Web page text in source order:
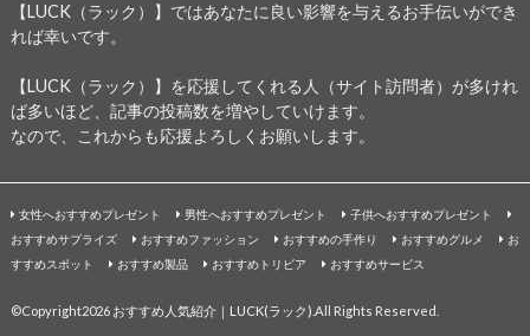
【LUCK（ラック）】ではあなたに良い影響を与えるお手伝いができ
れば幸いです。
【LUCK（ラック）】を応援してくれる人（サイト訪問者）が多けれ
ば多いほど、記事の投稿数を増やしていけます。
なので、これからも応援よろしくお願いします。
女性へおすすめプレゼント 男性へおすすめプレゼント
子供へおすすめプレゼント
おすすめサプライズ
おすすめファッション おすすめの手作り おすすめグルメ
お
すすめスポット
おすすめ製品 おすすめトリビア おすすめサービス
©Copyright2026 おすすめ人気紹介｜LUCK(ラック) .All Rights Reserved.